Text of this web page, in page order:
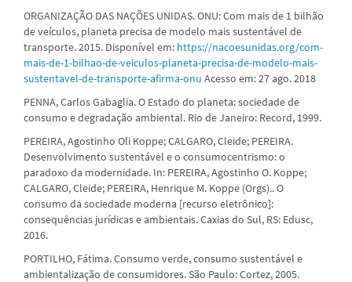
ORGANIZAÇÃO DAS NAÇÕES UNIDAS. ONU: Com mais de 1 bilhão
de veículos, planeta precisa de modelo mais sustentável de
transporte. 2015. Disponível em: https://nacoesunidas.org/com-
mais-de-1-bilhao-de-veiculos-planeta-precisa-de-modelo-mais-
sustentavel-de-transporte-afirma-onu Acesso em: 27 ago. 2018
PENNA, Carlos Gabaglia. O Estado do planeta: sociedade de
consumo e degradação ambiental. Rio de Janeiro: Record, 1999.
PEREIRA, Agostinho Oli Koppe; CALGARO, Cleide; PEREIRA.
Desenvolvimento sustentável e o consumocentrismo: o
paradoxo da modernidade. In: PEREIRA, Agostinho O. Koppe;
CALGARO, Cleide; PEREIRA, Henrique M. Koppe (Orgs).. O
consumo da sociedade moderna [recurso eletrônico]:
consequências jurídicas e ambientais. Caxias do Sul, RS: Edusc,
2016.
PORTILHO, Fátima. Consumo verde, consumo sustentável e
ambientalização de consumidores. São Paulo: Cortez, 2005.